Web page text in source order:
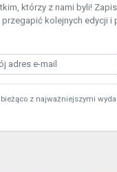
którzy z nami byli!
przegapić kolejnych edycji i
z najważniejszymi